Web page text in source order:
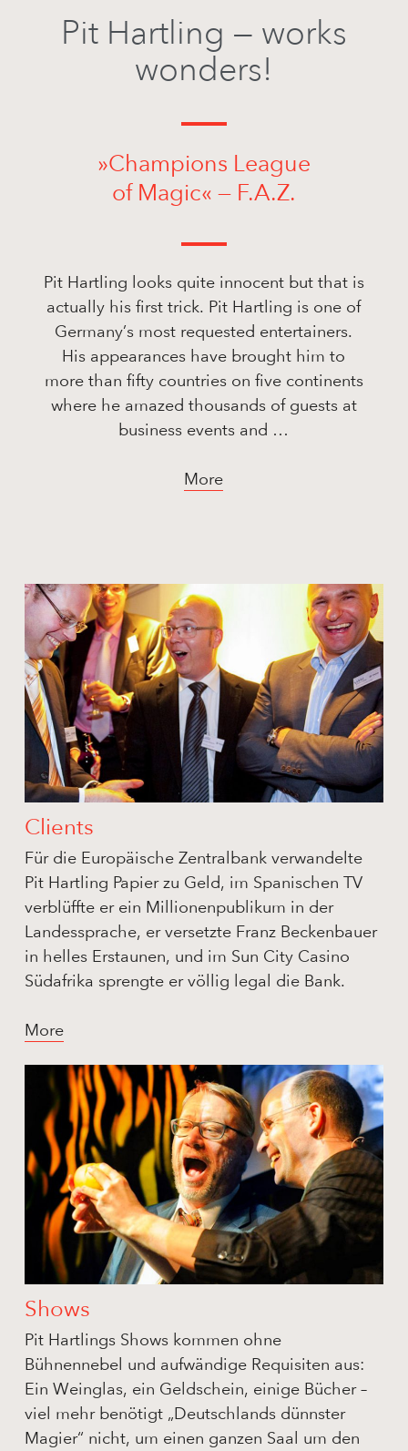
Pit Hartling — works
wonders!
»Champions League
of Magic« — F.A.Z.
Pit Hartling looks quite innocent but that is
actually his first trick. Pit Hartling is one of
Germany’s most requested entertainers.
His appearances have brought him to
more than fifty countries on five continents
where he amazed thousands of guests at
business events and …
More
Clients
Für die Europäische Zentralbank verwandelte
Pit Hartling Papier zu Geld, im Spanischen TV
verblüffte er ein Millionenpublikum in der
Landessprache, er versetzte Franz Beckenbauer
in helles Erstaunen, und im Sun City Casino
Südafrika sprengte er völlig legal die Bank.
More
Shows
Pit Hartlings Shows kommen ohne
Bühnennebel und aufwändige Requisiten aus:
Ein Weinglas, ein Geldschein, einige Bücher –
viel mehr benötigt „Deutschlands dünnster
Magier“ nicht, um einen ganzen Saal um den